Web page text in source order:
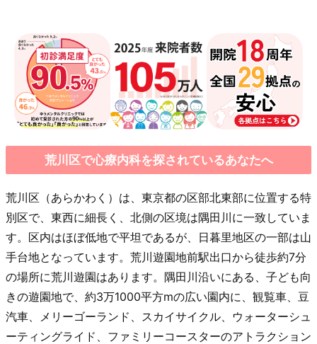
荒川区で心療内科を探されているあなたへ
荒川区（あらかわく）は、東京都の区部北東部に位置する特
別区で、東西に細長く、北側の区境は隅田川に一致していま
す。区内はほぼ低地で平坦であるが、日暮里地区の一部は山
手台地となっています。荒川遊園地前駅出口から徒歩約7分
の場所に荒川遊園はあります。隅田川沿いにある、子ども向
きの遊園地で、約3万1000平方mの広い園内に、観覧車、豆
汽車、メリーゴーランド、スカイサイクル、ウォーターシュ
ーティングライド、ファミリーコースターのアトラクション